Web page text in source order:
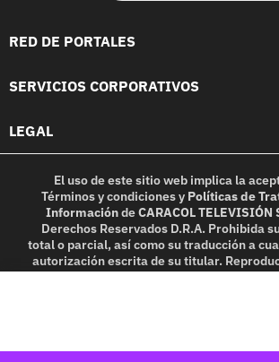
RED DE PORTALES
SERVICIOS CORPORATIVOS
LEGAL
El uso de este sitio web implica la
Términos y condicionesy Políticas de
InformacióndeCARACOL TELEVISIÓN
Derechos Reservados D.R.A. Prohibida
total o parcial, así como su traducción a
autorización escrita de su titular.
in part, or translation without written